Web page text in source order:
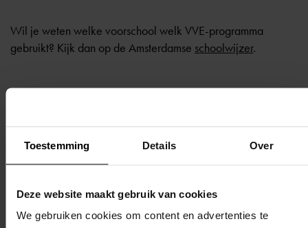
Toestemming Details Over
Deze website maakt gebruik van cookies
We gebruiken cookies om content en advertenties te
Wil je weten welke voorschool welk VVE-programma
gebruikt? Kijk dan op de Amsterdamse schoolwijzer.